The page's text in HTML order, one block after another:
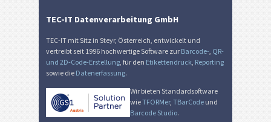
TEC-IT Datenverarbeitung GmbH
TEC-IT mit Sitz in Steyr, Österreich, entwickelt und
vertreibt seit 1996 hochwertige Software zur Barcode-, QR-
und 2D-Code-Erstellung, für den Etikettendruck, Reporting
sowie die Datenerfassung.
Wir bieten Standardsoftware
wieTFORMer,TBarCode und
Barcode Studio.